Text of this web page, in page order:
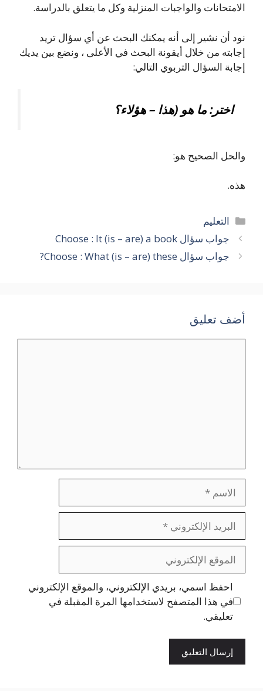
الامتحانات والواجبات المنزلية وكل ما يتعلق بالدراسة.
نود أن نشير إلى أنه يمكنك البحث عن أي سؤال تريد
إجابته من خلال أيقونة البحث في الأعلى ، ونضع بين يديك
إجابة السؤال التربوي التالي:
اختر: ما هو (هذا – هؤلاء؟
والحل الصحيح هو:
هذه.
التصنيفات
التعليم
جواب سؤال Choose : It (is – are) a book
جواب سؤال Choose : What (is – are) these?
أضف تعليق
الاسم
البريد
الإلكتروني
الموقع
الإلكتروني
احفظ اسمي، بريدي الإلكتروني، والموقع الإلكتروني
في هذا المتصفح لاستخدامها المرة المقبلة في
تعليقي.